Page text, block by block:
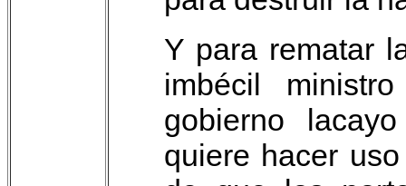
Y para rematar
imbécil
gobierno
quiere hacer